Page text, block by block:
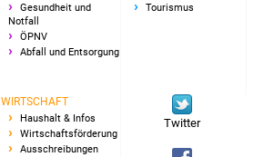
Sommerwochen für
Seniorenwohn- und
Pflegeheim
Gesundheit und
Notfall
ÖPNV
Abfall und Entsorgung
Tourismus
WIRTSCHAFT
Haushalt & Infos
Wirtschaftsförderung
Ausschreibungen
Twitter